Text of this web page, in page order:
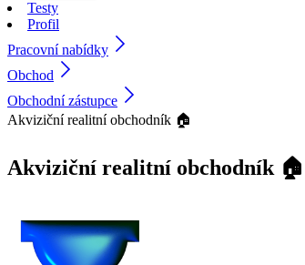
Testy
Profil
Pracovní nabídky
Obchod
Obchodní zástupce
Akviziční realitní obchodník 🏠
Akviziční realitní obchodník 🏠